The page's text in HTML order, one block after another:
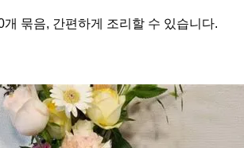
묶음, 간편하게 조리할 수 있습니다.